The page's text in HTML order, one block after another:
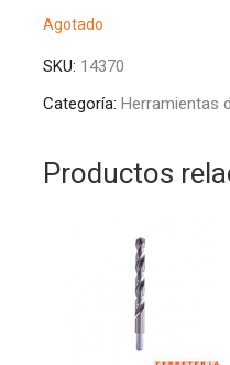
Agotado
SKU: 14370
Categoría: Herramientas
Productos